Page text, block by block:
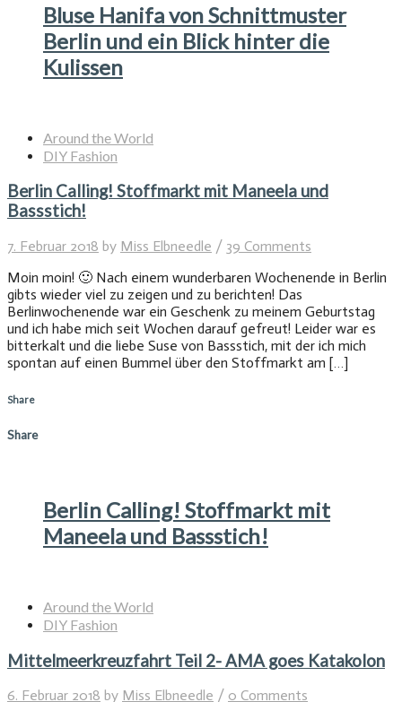
Bluse Hanifa von Schnittmuster
Berlin und ein Blick hinter die
Kulissen
Around the World
DIY Fashion
Berlin Calling! Stoffmarkt mit Maneela und
Bassstich!
7. Februar 2018 by Miss Elbneedle / 39 Comments
Moin moin! 🙂 Nach einem wunderbaren Wochenende in Berlin
gibts wieder viel zu zeigen und zu berichten! Das
Berlinwochenende war ein Geschenk zu meinem Geburtstag
und ich habe mich seit Wochen darauf gefreut! Leider war es
bitterkalt und die liebe Suse von Bassstich, mit der ich mich
spontan auf einen Bummel über den Stoffmarkt am […]
Share
Share
Berlin Calling! Stoffmarkt mit
Maneela und Bassstich!
Around the World
DIY Fashion
Mittelmeerkreuzfahrt Teil 2- AMA goes Katakolon
6. Februar 2018 by Miss Elbneedle / 0 Comments